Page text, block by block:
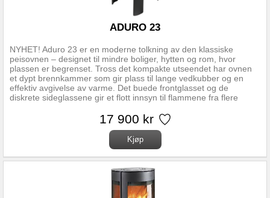
NYHET! Aduro 23 er en moderne tolkning av den klassiske
peisovnen – designet til mindre boliger, hytten og rom, hvor
plassen er begrenset. Tross det kompakte utseendet har ovnen
et dypt brennkammer som gir plass til lange vedkubber og en
effektiv avgivelse av varme. Det buede frontglasset og de
diskrete sideglassene gir et flott innsyn til flammene fra flere
elegante bein, som løfter den visuelt fra gulvet – hvilket gir et
enkelt og stilig uttrykk. Aduro 23 passer vakkert inn i både
moderne og mer klassiske innredninger. Aduro 23 er dessuten
utstyrt med Aduro-tronic, som automatisk regulerer primærluften i
peisovnen og sikrer optimal forbrenning. Du trenger bare legge
Aduro-tronic resten, og du kan nyte flammene og opp til 40 %
mindre vedforbruk. Tilkjøp av praktisk kokeplate Aduro 23 gir
mulighet for tilkjøp av en spesialdesignet kokeplate, så ovnen
ADURO 23
17 900 kr